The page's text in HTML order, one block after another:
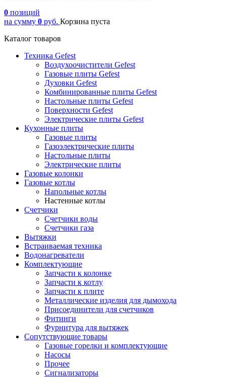
0 позиций
на сумму 0 руб. Корзина пуста
Каталог товаров
Техника Gefest
Воздухоочистители Gefest
Газовые плиты Gefest
Духовки Gefest
Комбинированные плиты Gefest
Настольные плиты Gefest
Поверхности Gefest
Электрические плиты Gefest
Кухонные плиты
Газовые плиты
Газоэлектрические плиты
Настольные плиты
Электрические плиты
Газовые колонки
Газовые котлы
Напольные котлы
Настенные котлы
Счетчики
Счетчики воды
Счетчики газа
Вытяжки
Встраиваемая техника
Водонагреватели
Комплектующие
Запчасти к колонке
Запчасти к котлу
Запчасти к плите
Металлические изделия для дымохода
Присоединители для счетчиков
Фитинги
Фурнитура для вытяжек
Сопутствующие товары
Газовые горелки и комплектующие
Насосы
Прочее
Сигнализаторы